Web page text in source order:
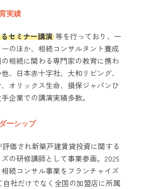
実績
セミナー講演 等を行っており、一
のほか、相続コンサルタント養成
相続に関わる専門家の教育に携わ
、日本赤十字社、大和リビング、
オリックス生命、損保ジャパンひ
企業での講演実績多数。
ーシップ
価され新築戸建賃貸投資に関する
の研修講師として事業参画。2025
続コンサル事業をフランチャイズ
自社だけでなく全国の加盟店に所属